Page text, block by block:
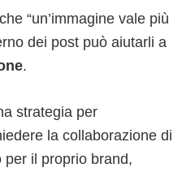
“un’immagine vale più
dei post può aiutarli a
.
strategia per
la collaborazione di
il proprio brand,